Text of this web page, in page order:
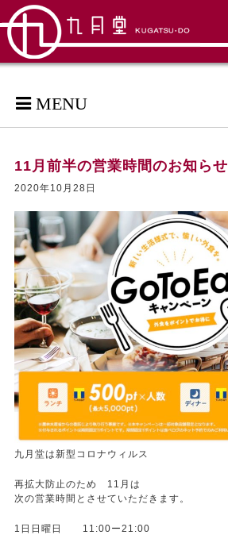
MENU
11月前半の営業時間のお知らせ
2020年10月28日
九月堂は新型コロナウィルス
再拡大防止のため 11月は
次の営業時間とさせていただきます。
1日日曜日 11:00ー21:00